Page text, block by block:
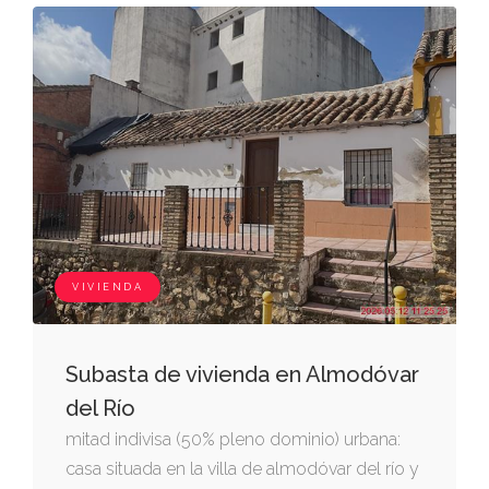
VIVIENDA
Subasta de vivienda en Almodóvar
del Río
mitad indivisa (50% pleno dominio) urbana:
casa situada en la villa de almodóvar del río y